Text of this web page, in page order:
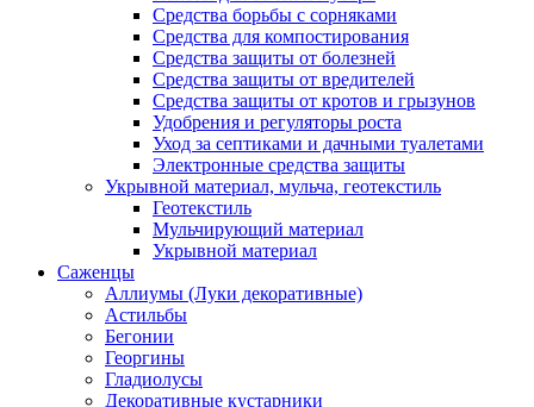
Средства борьбы с сорняками
Средства для компостирования
Средства защиты от болезней
Средства защиты от вредителей
Средства защиты от кротов и грызунов
Удобрения и регуляторы роста
Уход за септиками и дачными туалетами
Электронные средства защиты
Укрывной материал, мульча, геотекстиль
Геотекстиль
Мульчирующий материал
Укрывной материал
Саженцы
Аллиумы (Луки декоративные)
Астильбы
Бегонии
Георгины
Гладиолусы
Декоративные кустарники